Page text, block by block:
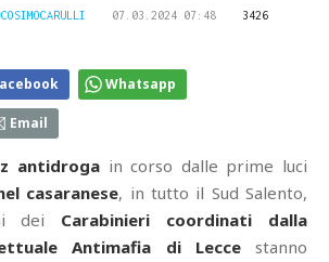
07.03.2024 07:48
3426
Whatsapp
Email
antidrogain corso dalle prime luci
casaranese, in tutto il Sud Salento,
dei Carabinieri coordinati dalla
Antimafia di Leccestanno